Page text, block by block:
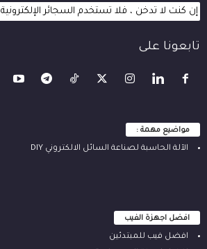
إن كنت لا تدخن ، فلا تستخدم السجائر الإلكترونية
تابعونا على
مواضيع مهمة :
الآلة ‫الحاسبة لصناعة السائل الالكتروني‬ DIY
افضل اجهزة الفيب
افضل فيب للمبتدئين